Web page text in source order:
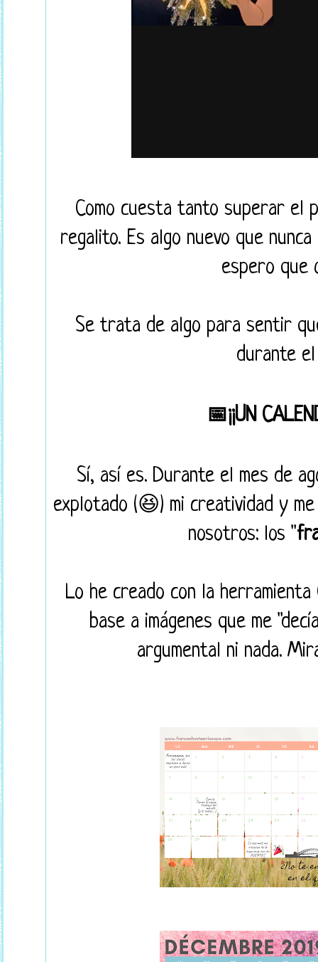
Como cuesta tanto superar el
regalito. Es algo nuevo que
espero que
Se trata de algo para sentir
durante
📅¡¡UN
Sí, así es. Durante el mes de
explotado (😆) mi creatividad y
nosotros: los "
Lo he creado con la herramienta
base a imágenes que me
argumental ni nada.